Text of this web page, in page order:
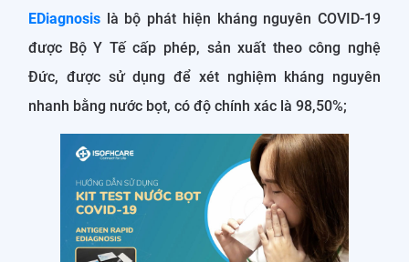
EDiagnosis là bộ phát hiện kháng nguyên COVID-19
được Bộ Y Tế cấp phép, sản xuất theo công nghệ
Đức, được sử dụng để xét nghiệm kháng nguyên
nhanh bằng nước bọt, có độ chính xác là 98,50%;